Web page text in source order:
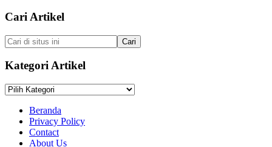
ECU
Perlu
di
Reset?
Footer
Cari Artikel
Cari
di
situs
ini
Kategori Artikel
Kategori
Beranda
Privacy Policy
Contact
About Us